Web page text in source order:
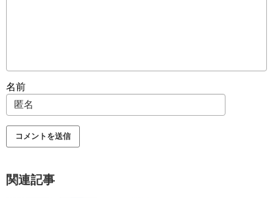
名前
関連記事